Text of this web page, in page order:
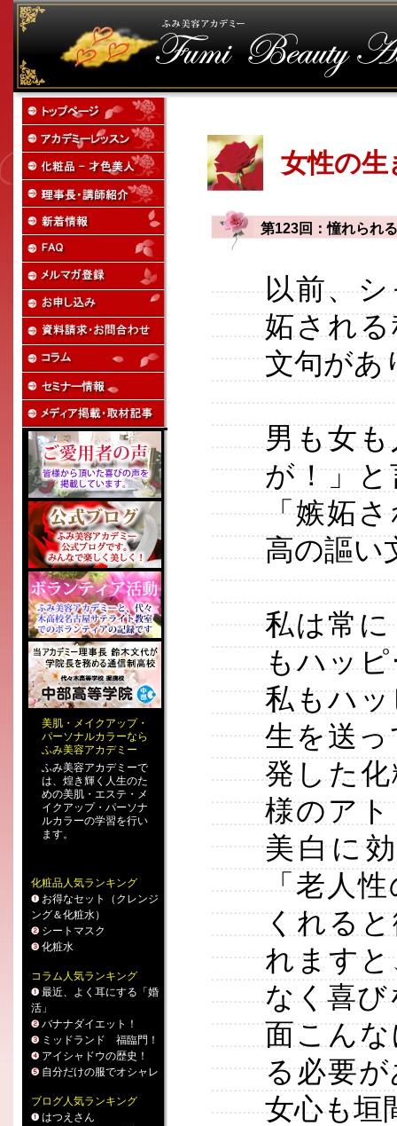
美肌 ・ メイクアップ・
パーソナルカラーなら
ふみ美容アカデミー
ふみ美容アカデミーで
は、煌き輝く人生のた
めの美肌・エステ ・ メ
イクアップ・ パーソナ
ルカラーの学習を行い
ます。
化粧品人気ランキング
お得なセット（クレンジ
ング＆化粧水）
シートマスク
化粧水
コラム人気ランキング
最近、よく耳にする「婚
活」
バナナダイエット！
ミッドランド 福臨門！
アイシャドウの歴史！
自分だけの服でオシャレ
ブログ人気ランキング
はつえさん
女性の
第123回：憧れられ
以前、
妬され
文句があ
男も女
が！」
「嫉妬
高の謳い
私は常
もハッ
私もハ
生を送
発した
様のア
美白に
「老人
くれる
れます
なく喜
面こん
る必要
女心も垣